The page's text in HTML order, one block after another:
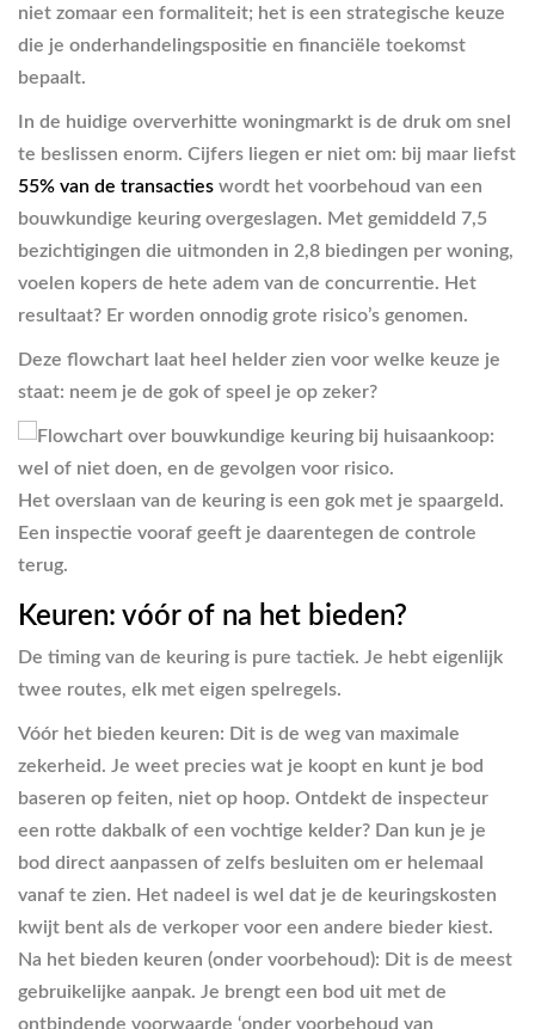
niet zomaar een formaliteit; het is een strategische keuze
die je onderhandelingspositie en financiële toekomst
bepaalt.
In de huidige oververhitte woningmarkt is de druk om snel
te beslissen enorm. Cijfers liegen er niet om: bij maar liefst
55% van de transacties wordt het voorbehoud van een
bouwkundige keuring overgeslagen. Met gemiddeld 7,5
bezichtigingen die uitmonden in 2,8 biedingen per woning,
voelen kopers de hete adem van de concurrentie. Het
resultaat? Er worden onnodig grote risico’s genomen.
Deze flowchart laat heel helder zien voor welke keuze je
staat: neem je de gok of speel je op zeker?
Het overslaan van de keuring is een gok met je spaargeld.
Een inspectie vooraf geeft je daarentegen de controle
terug.
Keuren: vóór of na het bieden?
De timing van de keuring is pure tactiek. Je hebt eigenlijk
twee routes, elk met eigen spelregels.
Vóór het bieden keuren: Dit is de weg van maximale
zekerheid. Je weet precies wat je koopt en kunt je bod
baseren op feiten, niet op hoop. Ontdekt de inspecteur
een rotte dakbalk of een vochtige kelder? Dan kun je je
bod direct aanpassen of zelfs besluiten om er helemaal
vanaf te zien. Het nadeel is wel dat je de keuringskosten
kwijt bent als de verkoper voor een andere bieder kiest.
Na het bieden keuren (onder voorbehoud): Dit is de meest
gebruikelijke aanpak. Je brengt een bod uit met de
ontbindende voorwaarde ‘onder voorbehoud van